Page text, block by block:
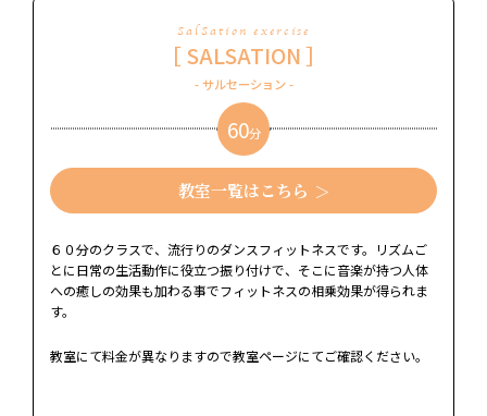
SalSation exercise
［ SALSATION ］
- サルセーション -
60分
教室一覧はこちら
６０分のクラスで、流行りのダンスフィットネスです。リズムご
とに日常の生活動作に役立つ振り付けで、そこに音楽が持つ人体
への癒しの効果も加わる事でフィットネスの相乗効果が得られま
す。
教室にて料金が異なりますので教室ページにてご確認ください。